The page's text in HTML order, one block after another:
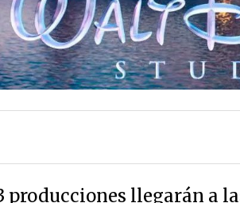
producciones llegarán a